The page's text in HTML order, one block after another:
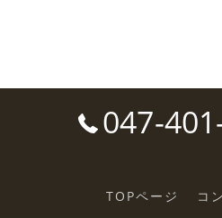
047-
TOPページ コ